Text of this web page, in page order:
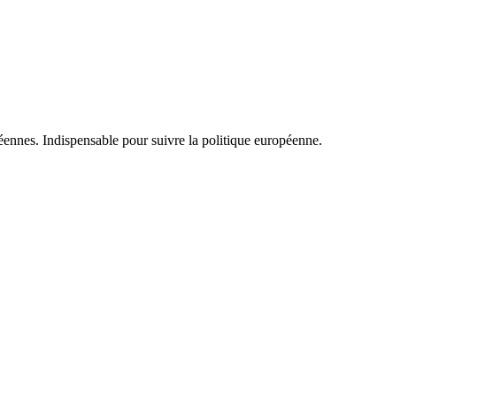
Indispensable pour suivre la politique européenne.